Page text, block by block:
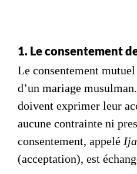
1. Le consentement
Le consentement
d’un mariage
doivent exprimer leur
aucune contrainte ni
consentement, appelé
(acceptation), est